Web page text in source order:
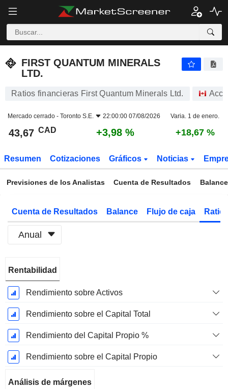
FIRST QUANTUM MINERALS
LTD.
Ratios financieras First Quantum Minerals Ltd.
Mercado cerrado - Toronto S.E. 22:00:00 07/08/2026 Varia. 1 de enero.
43,67 CAD +3,98 % +18,67 %
Resumen Cotizaciones Gráficos Noticias
Previsiones de los Analistas Cuenta de Resultados Balance
Cuenta de Resultados Balance Flujo de caja
Anual
fiscal:
Diciembre
Rentabilidad
Rendimiento sobre Activos
Rendimiento sobre el Capital Total
Rendimiento del Capital Propio %
Rendimiento sobre el Capital Propio
Análisis de márgenes